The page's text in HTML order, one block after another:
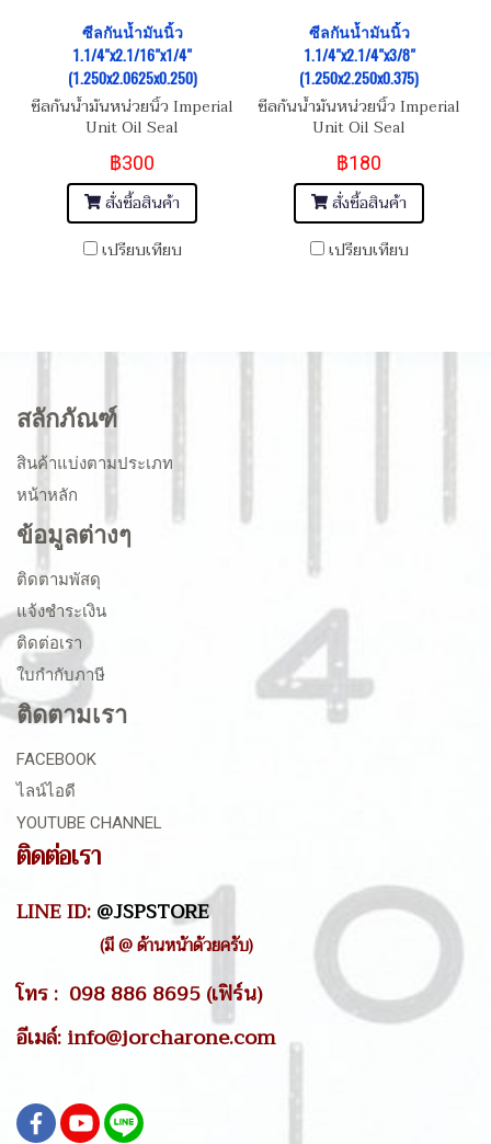
ซีลกันน้ำมันนิ้ว
1.1/4"x2.1/16"x1/4"
(1.250x2.0625x0.250)
ซีลกันน้ำมันหน่วยนิ้ว Imperial
Unit Oil Seal
฿300
สั่งซื้อสินค้า
เปรียบเทียบ
ซีลกันน้ำมันนิ้ว
1.1/4"x2.1/4"x3/8"
(1.250x2.250x0.375)
ซีลกันน้ำมันหน่วยนิ้ว Imperial
Unit Oil Seal
฿180
สั่งซื้อสินค้า
เปรียบเทียบ
สลักภัณฑ์
สินค้าแบ่งตามประเภท
หน้าหลัก
ข้อมูลต่างๆ
ติดตามพัสดุ
แจ้งชำระเงิน
ติดต่อเรา
ใบกำกับภาษี
ติดตามเรา
FACEBOOK
ไลน์ไอดี
YOUTUBE CHANNEL
ติดต่อเรา
LINE ID:@JSPSTORE
(มี @ ด้านหน้าด้วยครับ)
โทร : 098 886 8695 (เฟิร์น)
อีเมล์: info@jorcharone.com